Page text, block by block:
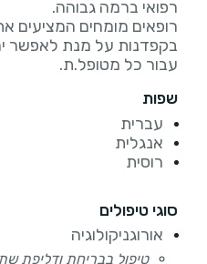
רופאים מומחים המציעים
בקפדנות על מנת לאפשר
עבור כל מטופל.ת.
שפות
עברית
אנגלית
רוסית
סוגי טיפולים
אורוגניקולוגיה
טיפול בבריחת ודליפת